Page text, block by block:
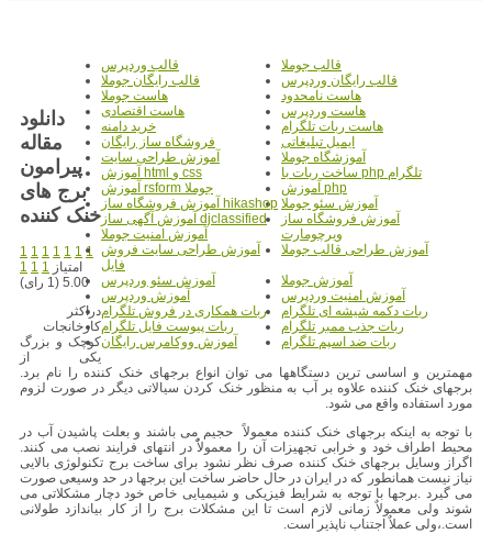
قالب جوملا
قالب وردپرس
قالب رایگان وردپرس
قالب رایگان جوملا
هاست نامحدود
هاست جوملا
هاست وردپرس
هاست اقتصادی
هاست ربات تلگرام
خرید دامنه
ایمیل تبلیغاتی
فروشگاه ساز رایگان
آموزشگاه جوملا
آموزش طراحی سایت
ساخت ربات با php تلگرام
آموزش html و css
آموزش php
آموزش rsform جوملا
آموزش سئو جوملا آموزش فروشگاه ساز hikashop
آموزش فروشگاه ساز
ویرچومارت
آموزش آگهی ساز djclassified
آموزش امنیت جوملا
آموزش طراحی قالب جوملا
آموزش طراحی سایت فروش
فایل
آموزش جوملا
آموزش سئو وردپرس
آموزش امنیت وردپرس
آموزش وردپرس
ربات دکمه شیشه ای تلگرام
ربات همکاری در فروش تلگرام
ربات جذب ممبر تلگرام
ربات پیوست فایل تلگرام
ربات ضد اسپم تلگرام
آموزش ووکامرس رایگان
دانلود
مقاله
پیرامون
برج های
خنک کننده
1 1 1 1 1 1 1
1 1 1 امتیاز
5.00 (1 رای)
دراکثر
کارخانجات
کوچک و بزرگ
یکی از
مهمترین و اساسی ترین دستگاهها می توان انواع برجهای خنک کننده را نام برد.
برجهای خنک کننده علاوه بر آب به منظور خنک کردن سیالاتی دیگر در صورت لزوم
مورد استفاده واقع می شود.
با توجه به اینکه برجهای خنک کننده معمولاً حجیم می باشند و بعلت پاشیدن آب در
محیط اطراف خود و خرابی تجهیزات آن را معمولاًٌ در انتهای فرایند نصب می کنند.
اگراز وسایل برجهای خنک کننده صرف نظر نشود برای ساخت برج تکنولوژی بالایی
نیاز نیست همانطور که در ایران در حال حاضر ساخت این برجها در حد وسیعی صورت
می گیرد .برجها با توجه به شرایط فیزیکی و شیمیایی خاص خود دچار مشکلاتی می
شوند ولی معمولاٌ زمانی لازم است تا این مشکلات برج را از کار بیاندازد طولانی
است.،ولی عملاٌ اجتناب ناپذیر است.